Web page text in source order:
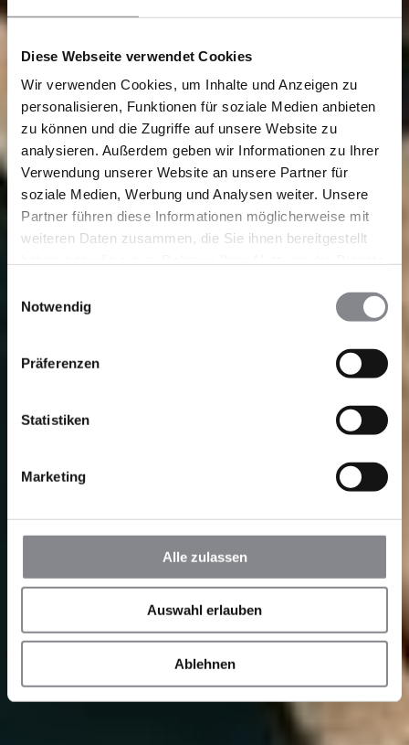
Diese Webseite verwendet Cookies
Wir verwenden Cookies, um Inhalte und Anzeigen zu
personalisieren, Funktionen für soziale Medien anbieten
zu können und die Zugriffe auf unsere Website zu
analysieren. Außerdem geben wir Informationen zu Ihrer
Verwendung unserer Website an unsere Partner für
soziale Medien, Werbung und Analysen weiter. Unsere
Partner führen diese Informationen möglicherweise mit
weiteren Daten zusammen, die Sie ihnen bereitgestellt
Notwendig
Präferenzen
Statistiken
Marketing
Alle zulassen
Auswahl erlauben
Ablehnen